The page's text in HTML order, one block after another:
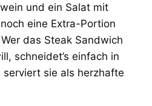
und ein Salat mit
eine Extra-Portion
das Steak Sandwich
schneidet’s einfach in
sie als herzhafte